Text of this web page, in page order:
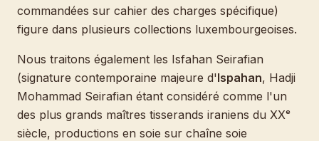
commandées sur cahier des charges spécifique)
figure dans plusieurs collections luxembourgeoises.
Nous traitons également les Isfahan Seirafian
(signature contemporaine majeure d'Ispahan, Hadji
Mohammad Seirafian étant considéré comme l'un
des plus grands maîtres tisserands iraniens du XXᵉ
siècle, productions en soie sur chaîne soie